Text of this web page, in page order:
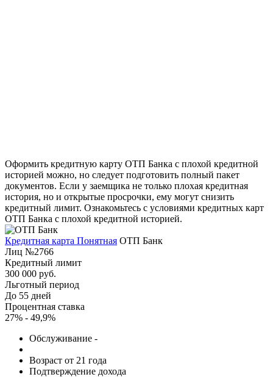
Оформить кредитную карту ОТП Банка с плохой кредитной
историей можно, но следует подготовить полный пакет
документов. Если у заемщика не только плохая кредитная
история, но и открытые просрочки, ему могут снизить
кредитный лимит. Ознакомьтесь с условиями кредитных карт
ОТП Банка с плохой кредитной историей.
Кредитная карта Понятная ОТП Банк
Лиц №2766
Кредитный лимит
300 000 руб.
Льготный период
До 55 дней
Процентная ставка
27% - 49,9%
Обслуживание -
Возраст от 21 года
Подтверждение дохода